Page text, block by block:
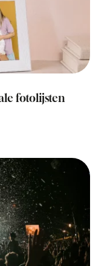
fotolijsten